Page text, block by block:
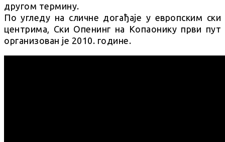
другом термину.
По угледу на сличне догађаје у европским ски
центрима, Ски Опенинг на Копаонику први пут
организован је 2010. године.